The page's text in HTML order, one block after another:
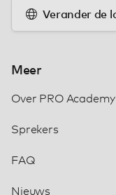
Verander de
Meer
Over PRO Academy
Sprekers
FAQ
Nieuws